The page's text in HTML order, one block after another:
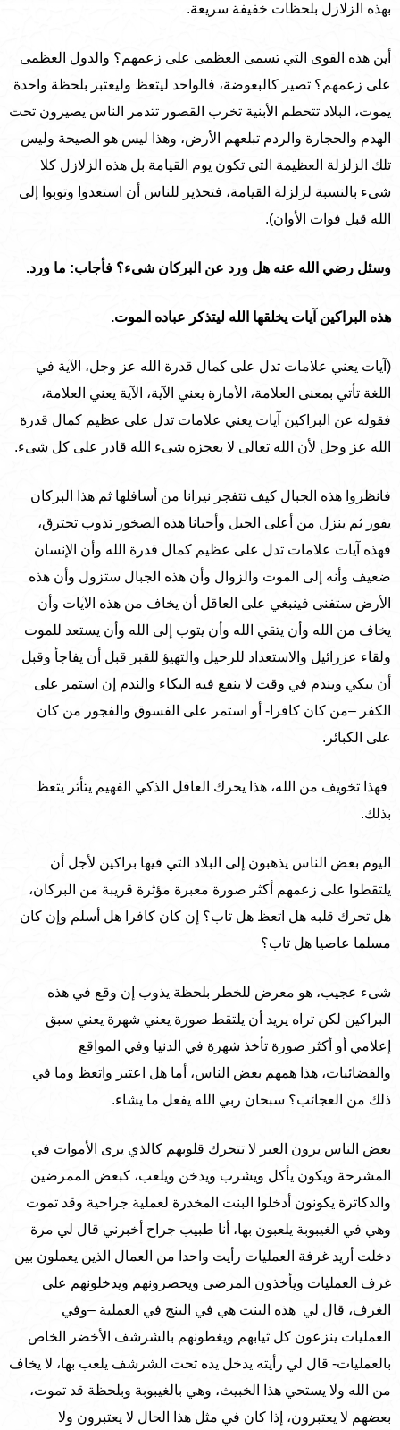
بهذه الزلازل بلحظات خفيفة سريعة.
أين هذه القوى التي تسمى العظمى على زعمهم؟ والدول العظمى
على زعمهم؟ تصير كالبعوضة، فالواحد ليتعظ وليعتبر بلحظة واحدة
يموت، البلاد تتحطم الأبنية تخرب القصور تتدمر الناس يصيرون تحت
الهدم والحجارة والردم تبلعهم الأرض، وهذا ليس هو الصيحة وليس
تلك الزلزلة العظيمة التي تكون يوم القيامة بل هذه الزلازل كلا
شىء بالنسبة لزلزلة القيامة، فتحذير للناس أن استعدوا وتوبوا إلى
الله قبل فوات الأوان).
وسئل رضي الله عنه هل ورد عن البركان شىء؟ فأجاب: ما ورد.
هذه البراكين آيات يخلقها الله ليتذكر عباده الموت.
(آيات يعني علامات تدل على كمال قدرة الله عز وجل، الآية في
اللغة تأتي بمعنى العلامة، الأمارة يعني الآية، الآية يعني العلامة،
فقوله عن البراكين آيات يعني علامات تدل على عظيم كمال قدرة
الله عز وجل لأن الله تعالى لا يعجزه شىء الله قادر على كل شىء.
فانظروا هذه الجبال كيف تتفجر نيرانا من أسافلها ثم هذا البركان
يفور ثم ينزل من أعلى الجبل وأحيانا هذه الصخور تذوب تحترق،
فهذه آيات علامات تدل على عظيم كمال قدرة الله وأن الإنسان
ضعيف وأنه إلى الموت والزوال وأن هذه الجبال ستزول وأن هذه
الأرض ستفنى فينبغي على العاقل أن يخاف من هذه الآيات وأن
يخاف من الله وأن يتقي الله وأن يتوب إلى الله وأن يستعد للموت
ولقاء عزرائيل والاستعداد للرحيل والتهيؤ للقبر قبل أن يفاجأ وقبل
أن يبكي ويندم في وقت لا ينفع فيه البكاء والندم إن استمر على
الكفر –من كان كافرا- أو استمر على الفسوق والفجور من كان
على الكبائر.
فهذا تخويف من الله، هذا يحرك العاقل الذكي الفهيم يتأثر يتعظ
بذلك.
اليوم بعض الناس يذهبون إلى البلاد التي فيها براكين لأجل أن
يلتقطوا على زعمهم أكثر صورة معبرة مؤثرة قريبة من البركان،
هل تحرك قلبه هل اتعظ هل تاب؟ إن كان كافرا هل أسلم وإن كان
مسلما عاصيا هل تاب؟
شىء عجيب، هو معرض للخطر بلحظة يذوب إن وقع في هذه
البراكين لكن تراه يريد أن يلتقط صورة يعني شهرة يعني سبق
إعلامي أو أكثر صورة تأخذ شهرة في الدنيا وفي المواقع
والفضائيات، هذا همهم بعض الناس، أما هل اعتبر واتعظ وما في
ذلك من العجائب؟ سبحان ربي الله يفعل ما يشاء.
بعض الناس يرون العبر لا تتحرك قلوبهم كالذي يرى الأموات في
المشرحة ويكون يأكل ويشرب ويدخن ويلعب، كبعض الممرضين
والدكاترة يكونون أدخلوا البنت المخدرة لعملية جراحية وقد تموت
وهي في الغيبوبة يلعبون بها، أنا طبيب جراح أخبرني قال لي مرة
دخلت أريد غرفة العمليات رأيت واحدا من العمال الذين يعملون بين
غرف العمليات ويأخذون المرضى ويحضرونهم ويدخلونهم على
الغرف، قال لي هذه البنت هي في البنج في العملية –وفي
العمليات ينزعون كل ثيابهم ويغطونهم بالشرشف الأخضر الخاص
بالعمليات- قال لي رأيته يدخل يده تحت الشرشف يلعب بها، لا يخاف
من الله ولا يستحي هذا الخبيث، وهي بالغيبوبة وبلحظة قد تموت،
بعضهم لا يعتبرون، إذا كان في مثل هذا الحال لا يعتبرون ولا